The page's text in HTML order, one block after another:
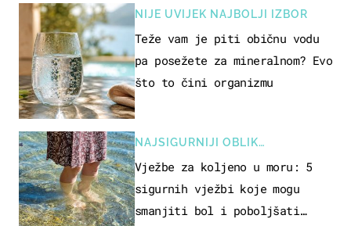
NIJE UVIJEK NAJBOLJI IZBOR
Teže vam je piti običnu vodu
pa posežete za mineralnom? Evo
što to čini organizmu
NAJSIGURNIJI OBLIK
REKREACIJE
Vježbe za koljeno u moru: 5
sigurnih vježbi koje mogu
smanjiti bol i poboljšati